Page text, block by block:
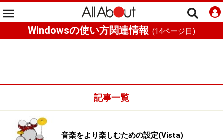
Windowsの使い方関連情報 (14ページ目)
記事一覧
音楽をより楽しむための設定(Vista)